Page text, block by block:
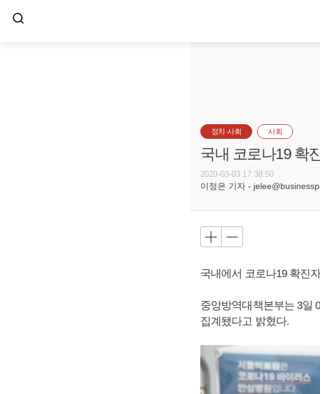
정치·사회 사회
국내 코로나19 확
2020-03-03 17:38:50
이정은 기자 -
국내에서 코로나19 확진
중앙방역대책본부는 3일
집계됐다고 밝혔다.